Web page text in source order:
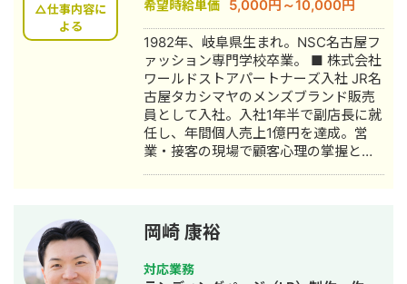
株式会社プラマーケを設立。 ホームペ
ージ：https://plumarke.co.jp/ ■実績
（※一部抜粋） #広告運用 ・出張買取
サービスにて、ROAS350%など、好調
な事例が複数あり。 ・StockSun営業
代行サービス「カリトルくん」、
StockSunサロンの広告運用を担当。
・ベンチャー企業~大手企業のWebマ
ーケティング支援に携わり、Web広告
運用、LP制作を担当。費用対効果を
対策を1人で担当し、月間アクセス数を
約7倍(3,000→約22,000)、月間問い合
わせ件数を1件から4〜5件まで成長。
・人材系SEOメディアにてKW「商標名
△仕事内容に
よる
希望時給単価 5,000円～10,000円
1982年、岐阜県生まれ。NSC名古屋フ
ァッション専門学校卒業。 ■ 株式会社
ワールドストアパートナーズ入社 JR名
古屋タカシマヤのメンズブランド販売
員として入社。入社1年半で副店長に就
任し、年間個人売上1億円を達成。営
業・接客の現場で顧客心理の掌握と売
26歳で退職。国家資格取得を目指し医
療短期大学へ入学。 ■ 柔道整復師 国
家資格取得・整形外科入職 資格取得
後、岐阜県内の整形外科クリニックに
岡崎 康裕
対応業務